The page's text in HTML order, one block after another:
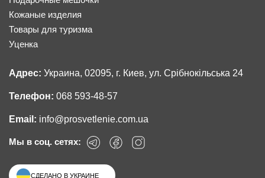
Кожаные изделия
Товары для туризма
Уценка
Адрес: Украина, 02095, г. Киев, ул. Срібнокільська 24
Телефон: 068 593-48-57
Email: info@prosvetlenie.com.ua
Мы в соц. сетях:
СДЕЛАНО В УКРАИНЕ